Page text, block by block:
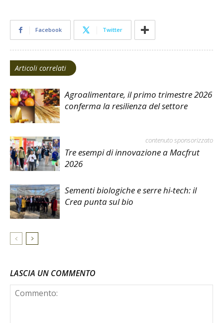
Facebook Twitter
Articoli correlati
Agroalimentare, il primo trimestre 2026
conferma la resilienza del settore
contenuto sponsorizzato
Tre esempi di innovazione a Macfrut
2026
Sementi biologiche e serre hi-tech: il
Crea punta sul bio
LASCIA UN COMMENTO